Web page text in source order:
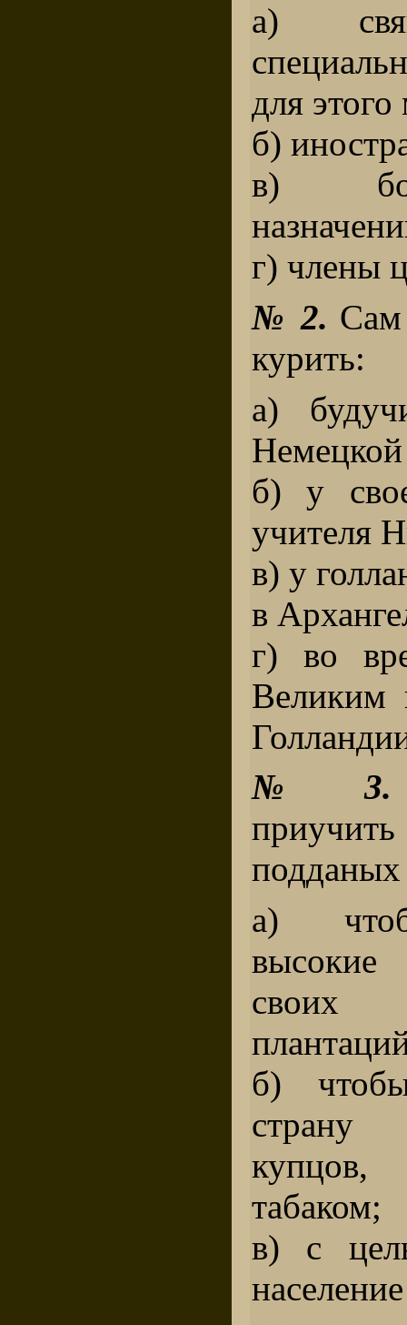
а)
для этого
б)
в)
г) члены
№ 2. Сам
курить:
а)
б) у
учителя
в) у
в
г) во
Великим
№ 3.
подданых
а)
своих
б)
табаком;
в) с